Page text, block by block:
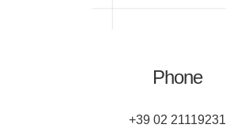
Phone
+39 02 21119231